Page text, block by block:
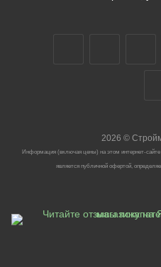
2026 ©
Информация (включая цены) на этом интернет-
является публичной офертой,